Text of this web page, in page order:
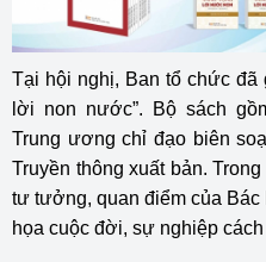
Tại hội nghị, Ban tổ chức đã
lời non nước”. Bộ sách
Trung ương chỉ đạo biên
Truyền thông xuất bản.
tư tưởng, quan điểm của Bác
họa cuộc đời, sự nghiệp